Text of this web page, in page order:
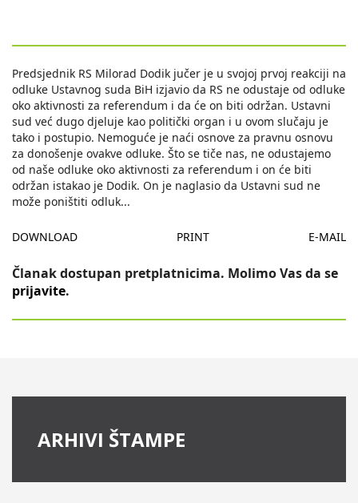
Predsjednik RS Milorad Dodik jučer je u svojoj prvoj reakciji na
odluke Ustavnog suda BiH izjavio da RS ne odustaje od odluke
oko aktivnosti za referendum i da će on biti održan. Ustavni
sud već dugo djeluje kao politički organ i u ovom slučaju je
tako i postupio. Nemoguće je naći osnove za pravnu osnovu
za donošenje ovakve odluke. Što se tiče nas, ne odustajemo
od naše odluke oko aktivnosti za referendum i on će biti
održan istakao je Dodik. On je naglasio da Ustavni sud ne
može poništiti odluk...
DOWNLOAD PRINT E-MAIL
Članak dostupan pretplatnicima. Molimo Vas da se
prijavite.
ARHIVI ŠTAMPE